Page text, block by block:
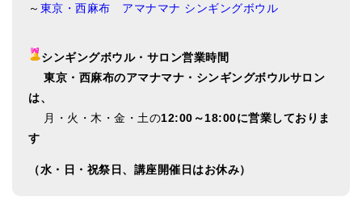
～ 東京・西麻布 アマナマナ シンギングボウル
シンギングボウル・サロン営業時間
東京・西麻布のアマナマナ・シンギングボウルサロン
は、
月・火・木・金・土の12:00～18:00に営業しておりま
す
（水・日・祝祭日、講座開催日はお休み）